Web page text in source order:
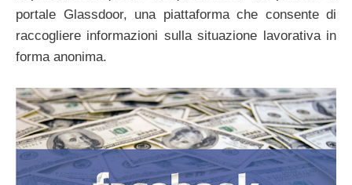
portale Glassdoor, una piattaforma che consente di
raccogliere informazioni sulla situazione lavorativa in
forma anonima.